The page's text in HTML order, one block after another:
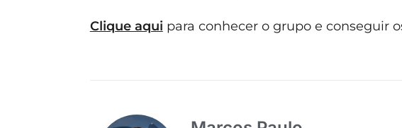
Clique aqui para conhecer o grupo e conseguir